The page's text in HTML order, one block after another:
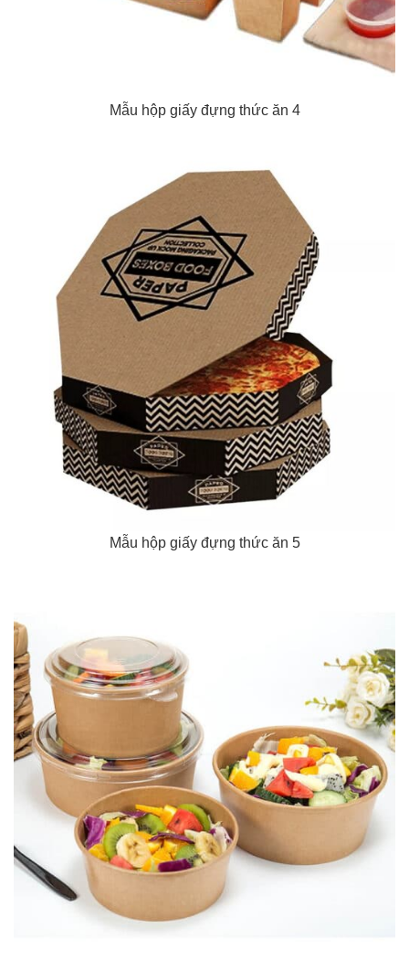
Mẫu hộp giấy đựng thức ăn 4
Mẫu hộp giấy đựng thức ăn 5